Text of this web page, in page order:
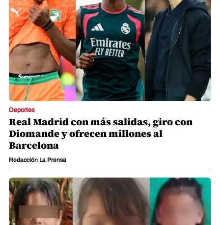
Deportes
Real Madrid con más salidas, giro con
Diomande y ofrecen millones al
Barcelona
Redacción La Prensa